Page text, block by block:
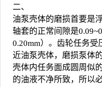
二、
油泵壳体的磨损首要是
轴套的正常间隙是
0.20mm）。齿轮任务
近油泵壳体，磨损泵体
壳体内任务面成圆周似
的油液不净所致，所以